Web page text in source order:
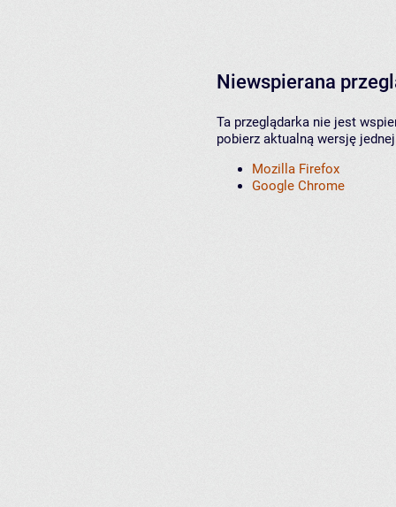
Niewspierana
Ta przeglądarka nie jest
pobierz aktualną wersję
Mozilla Firefox
Google Chrome